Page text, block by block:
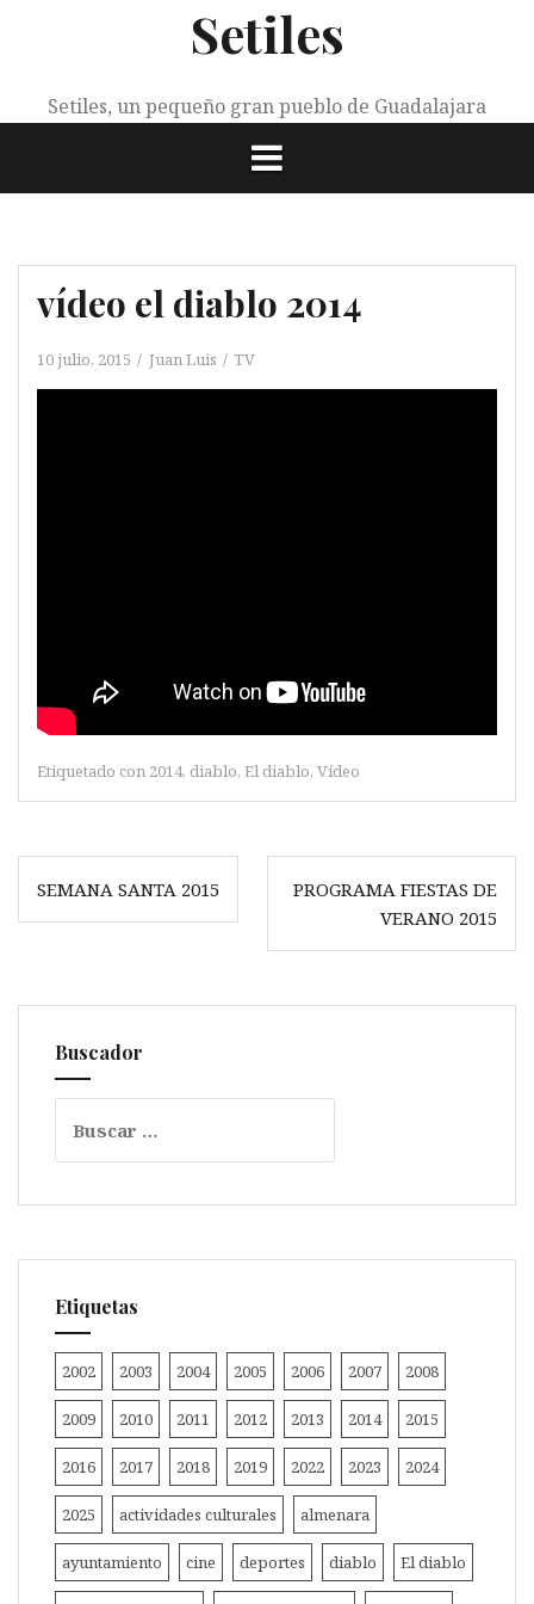
Setiles
Setiles, un pequeño gran pueblo de Guadalajara
vídeo el diablo 2014
10 julio, 2015 Juan Luis TV
Etiquetado con 2014, diablo, El diablo, Vídeo
Navegación
de
entradas
SEMANA SANTA 2015
PROGRAMA FIESTAS DE
VERANO 2015
Buscador
Etiquetas
2002 2003 2004 2005 2006 2007 2008
2009 2010 2011 2012 2013 2014 2015
2016 2017 2018 2019 2022 2023 2024
2025 actividades culturales almenara
ayuntamiento cine deportes diablo El diablo